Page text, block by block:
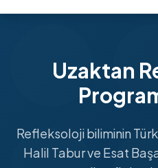
Uzaktan
Refleksoloji biliminin
Halil Tabur ve Esat